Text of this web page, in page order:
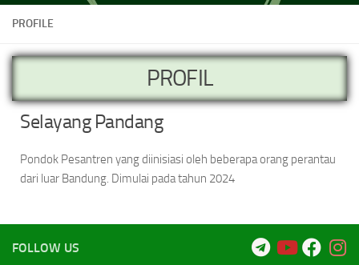
PROFILE
PROFIL
Selayang Pandang
Pondok Pesantren yang diinisiasi oleh beberapa orang perantau
dari luar Bandung. Dimulai pada tahun 2024
FOLLOW US